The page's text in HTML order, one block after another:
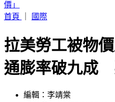
首頁
拉美勞工被物
通膨率破九成
發佈時間：2022.08.25 10:06